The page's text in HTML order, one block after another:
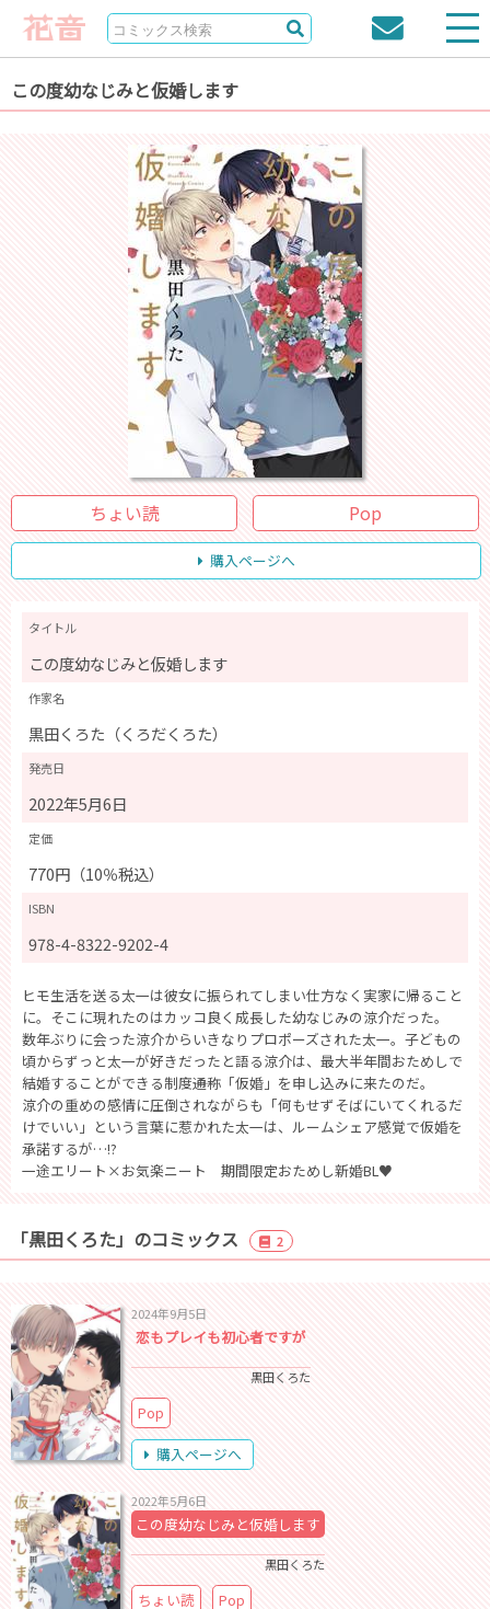
この度幼なじみと仮婚します
ちょい読 Pop
購入ページへ
タイトル
この度幼なじみと仮婚します
作家名
黒田くろた（くろだくろた）
発売日
2022年5月6日
定価
770円（10％税込）
ISBN
978-4-8322-9202-4
ヒモ生活を送る太一は彼女に振られてしまい仕方なく実家に帰ること
に。そこに現れたのはカッコ良く成長した幼なじみの涼介だった。
数年ぶりに会った涼介からいきなりプロポーズされた太一。子どもの
頃からずっと太一が好きだったと語る涼介は、最大半年間おためしで
結婚することができる制度――通称「仮婚」を申し込みに来たのだ。
涼介の重めの感情に圧倒されながらも「何もせずそばにいてくれるだ
けでいい」という言葉に惹かれた太一は、ルームシェア感覚で仮婚を
承諾するが…!?
一途エリート×お気楽ニート 期間限定おためし新婚BL♥
「黒田くろた」のコミックス 2
2024年9月5日
恋もプレイも初心者ですが
黒田くろた
Pop
購入ページへ
2022年5月6日
この度幼なじみと仮婚します
黒田くろた
ちょい読
Pop